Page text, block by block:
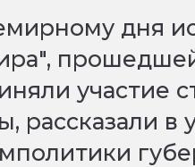
дня
участие
рассказали в